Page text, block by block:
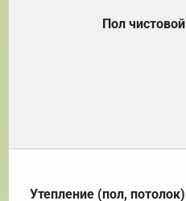
Пол чистовой
Утепление (пол, потолок)